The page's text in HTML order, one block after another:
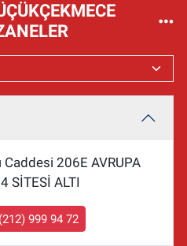
206E AVRUPA
SİTESİ ALTI
999 94 72